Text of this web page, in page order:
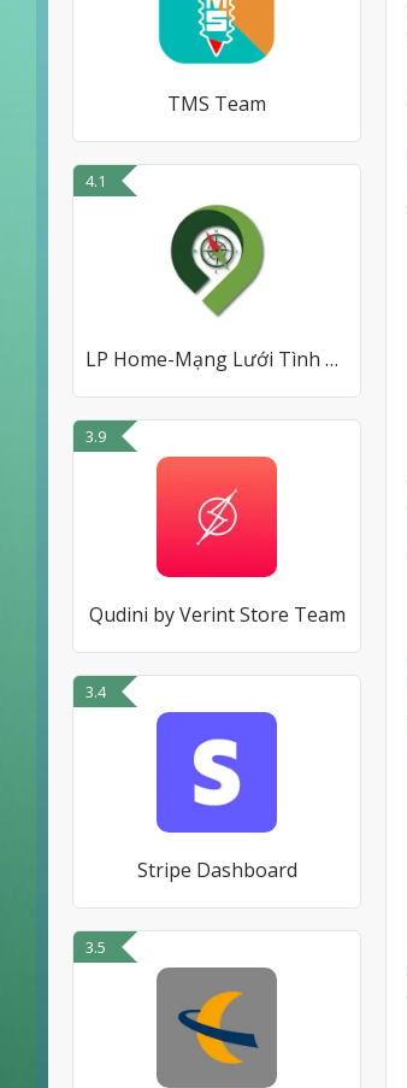
TMS Team
4.1
LP Home-Mạng Lưới Tình Báo BĐS
3.9
Qudini by Verint Store Team
3.4
Stripe Dashboard
3.5